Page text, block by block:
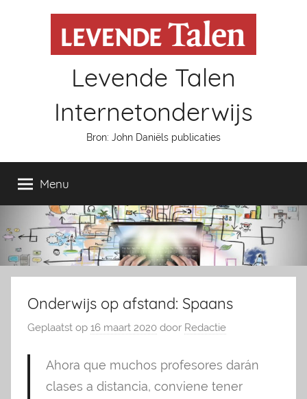
Levende Talen
Internetonderwijs
Bron: John Daniëls publicaties
Menu
Onderwijs op afstand: Spaans
Geplaatst op 16 maart 2020 door Redactie
Ahora que muchos profesores darán
clases a distancia, conviene tener